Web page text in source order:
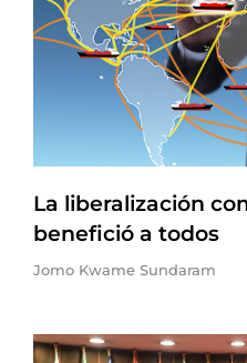
La liberalización
benefició a todos
Jomo Kwame Sundaram